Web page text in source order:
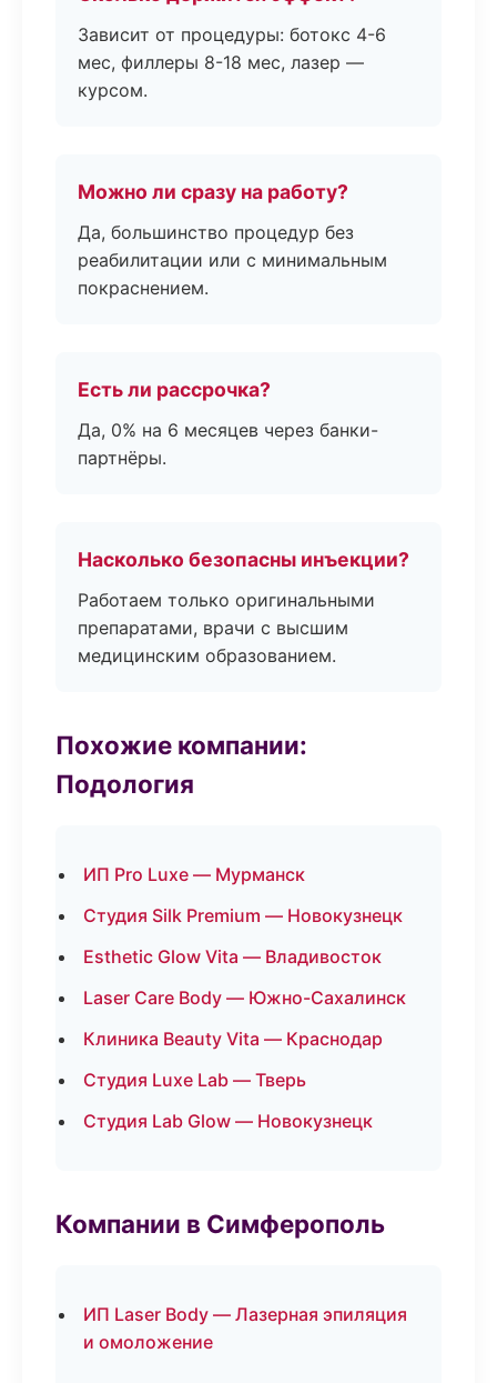
Зависит от процедуры: ботокс 4-6
мес, филлеры 8-18 мес, лазер —
курсом.
Можно ли сразу на работу?
Да, большинство процедур без
реабилитации или с минимальным
покраснением.
Есть ли рассрочка?
Да, 0% на 6 месяцев через банки-
партнёры.
Насколько безопасны инъекции?
Работаем только оригинальными
препаратами, врачи с высшим
медицинским образованием.
Похожие компании:
Подология
ИП Pro Luxe — Мурманск
Студия Silk Premium — Новокузнецк
Esthetic Glow Vita — Владивосток
Laser Care Body — Южно-Сахалинск
Клиника Beauty Vita — Краснодар
Студия Luxe Lab — Тверь
Студия Lab Glow — Новокузнецк
Компании в Симферополь
ИП Laser Body — Лазерная эпиляция
и омоложение